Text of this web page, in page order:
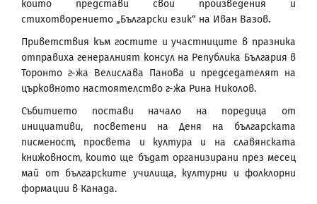
които представи свои произведения и
стихотворението „Български език“ на Иван Вазов.
Приветствия към гостите и участниците в празника
отправиха генералният консул на Република България в
Торонто г-жа Велислава Панова и председателят на
църковното настоятелство г-жа Рина Николов.
Събитието постави начало на поредица от
инициативи, посветени на Деня на българската
писменост, просвета и култура и на славянската
книжовност, които ще бъдат организирани през месец
май от българските училища, културни и фолклорни
формации в Канада.